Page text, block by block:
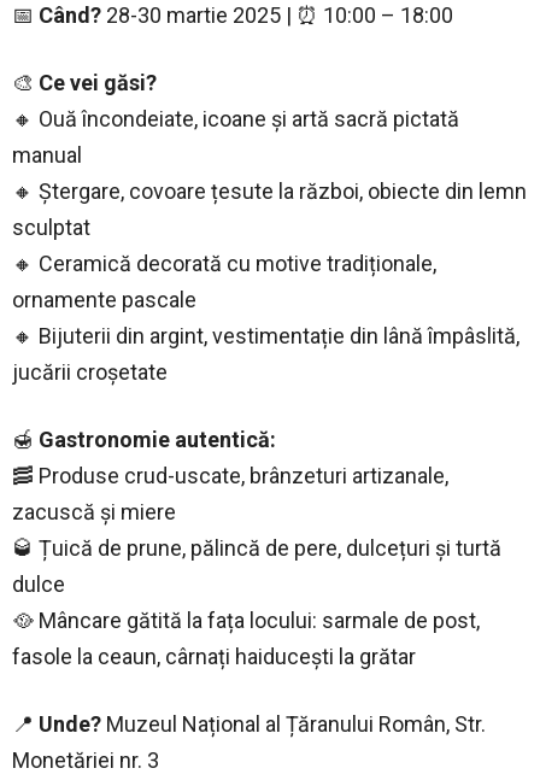
📅 Când? 28-30 martie 2025 | ⏰ 10:00 – 18:00
🎨 Ce vei găsi?
🔸 Ouă încondeiate, icoane și artă sacră pictată
manual
🔸 Ștergare, covoare țesute la război, obiecte din lemn
sculptat
🔸 Ceramică decorată cu motive tradiționale,
ornamente pascale
🔸 Bijuterii din argint, vestimentație din lână împâslită,
jucării croșetate
🍯 Gastronomie autentică:
🥓 Produse crud-uscate, brânzeturi artizanale,
zacuscă și miere
🥃 Țuică de prune, pălincă de pere, dulcețuri și turtă
dulce
🥘 Mâncare gătită la fața locului: sarmale de post,
fasole la ceaun, cârnați haiducești la grătar
📍 Unde? Muzeul Național al Țăranului Român, Str.
Monetăriei nr. 3